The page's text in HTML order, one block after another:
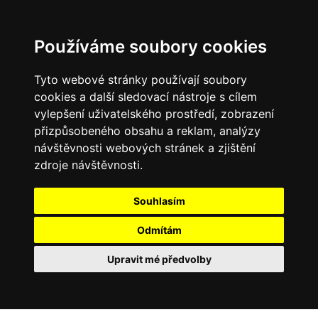
Používáme soubory cookies
Tyto webové stránky používají soubory
cookies a další sledovací nástroje s cílem
vylepšení uživatelského prostředí, zobrazení
přizpůsobeného obsahu a reklam, analýzy
návštěvnosti webových stránek a zjištění
zdroje návštěvnosti.
Souhlasím
Odmítám
Upravit mé předvolby